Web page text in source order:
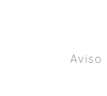
Aviso